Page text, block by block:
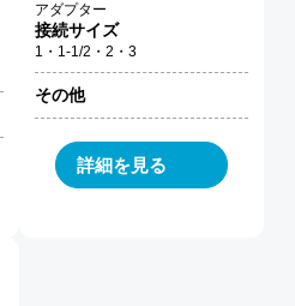
アダプター
接続サイズ
1・1-1/2・2・3
その他
詳細を見る